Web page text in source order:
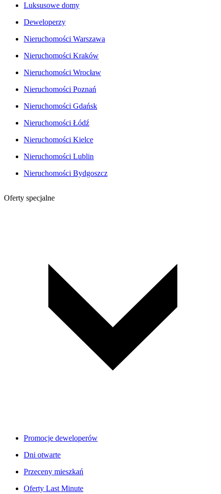
Luksusowe domy
Deweloperzy
Nieruchomości Warszawa
Nieruchomości Kraków
Nieruchomości Wrocław
Nieruchomości Poznań
Nieruchomości Gdańsk
Nieruchomości Łódź
Nieruchomości Kielce
Nieruchomości Lublin
Nieruchomości Bydgoszcz
Oferty specjalne
Promocje deweloperów
Dni otwarte
Przeceny mieszkań
Oferty Last Minute